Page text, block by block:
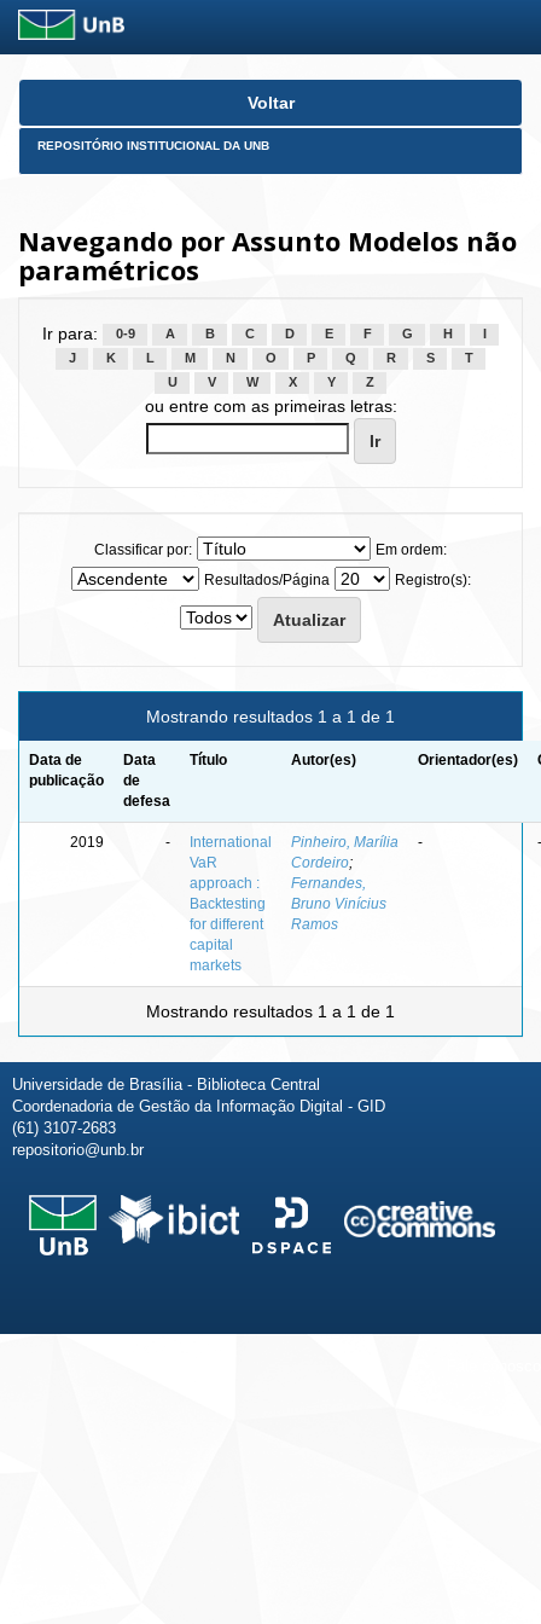
Skip
Voltar
REPOSITÓRIO INSTITUCIONAL DA UNB
Navegando por Assunto Modelos não
paramétricos
Ir para: 0-9 A B C D E F G H
J
K L M N O P Q R S
T
U
V W X Y Z
ou entre com as primeiras letras:
Classificar por:
Em ordem:
Resultados/Página
Registro(s):
Mostrando resultados 1 a 1 de 1
Data de
publicação
Data
de
defesa
Título Autor(es) Orientador(es)
2019 -
International
VaR
approach :
Backtesting
for different
capital
markets
Pinheiro, Marília
Cordeiro;
Fernandes,
Bruno Vinícius
Ramos
- -
Mostrando resultados 1 a 1 de 1
Universidade de Brasília - Biblioteca Central
Coordenadoria de Gestão da Informação Digital - GID
(61) 3107-2683
repositorio@unb.br